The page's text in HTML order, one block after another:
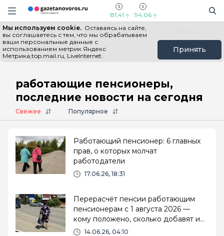
Информационный портал "ГазетаНоворос.ру"
Навигация сайта
81,41 94,06
Мы используем cookie. Оставаясь на сайте,
вы соглашаетесь с тем, что мы обрабатываем
ваши персональные данные с
использованием метрик Яндекс
Метрика,top.mail.ru, LiveInternet.
Принять
Все новости Новости России
Главная
работающие пенсионеры,
последние новости на сегодня
Свежее Популярное
Работающий пенсионер: 6 главных
прав, о которых молчат
работодатели
17.06.26, 18:31
Перерасчёт пенсии работающим
пенсионерам с 1 августа 2026 —
кому положено, сколько добавят и
как проверить
14.06.26, 04:10